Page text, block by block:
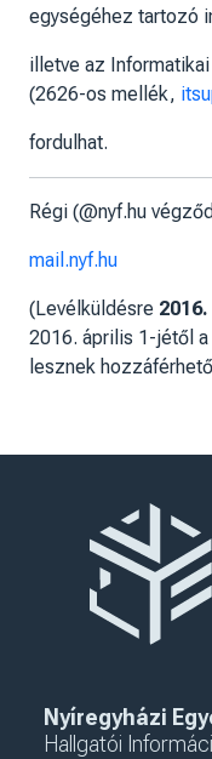
egységéhez tartozó
illetve az
(2626-os mellék,
fordulhat.
Régi (@nyf.hu
mail.nyf.hu
(Levélküldésre
2016. április 1-jétől
lesznek
Nyíregyházi
Hallgatói